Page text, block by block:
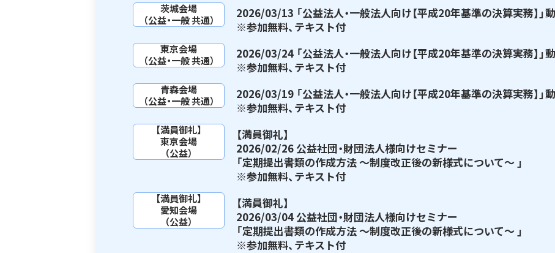
茨城会場
（公益・一般 共通）
2026/03/13 「公益法人・一般法人向け【平成20年基準の決算実務】」
※参加無料、テキスト付
東京会場
（公益・一般 共通）
2026/03/24 「公益法人・一般法人向け【平成20年基準の決算実務】」
※参加無料、テキスト付
青森会場
（公益・一般 共通）
2026/03/19 「公益法人・一般法人向け【平成20年基準の決算実務】」
※参加無料、テキスト付
【満員御礼】
東京会場
（公益）
【満員御礼】
2026/02/26 公益社団・財団法人様向けセミナー
「定期提出書類の作成方法 ～制度改正後の新様式について～ 」
※参加無料、テキスト付
【満員御礼】
愛知会場
（公益）
【満員御礼】
2026/03/04 公益社団・財団法人様向けセミナー
「定期提出書類の作成方法 ～制度改正後の新様式について～ 」
※参加無料、テキスト付